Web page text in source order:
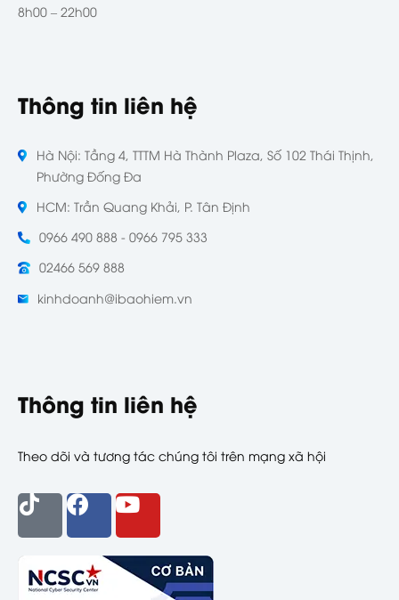
8h00 – 22h00
Thông tin liên hệ
Hà Nội: Tầng 4, TTTM Hà Thành Plaza, Số 102 Thái Thịnh,
Phường Đống Đa
HCM: Trần Quang Khải, P. Tân Định
0966 490 888 - 0966 795 333
02466 569 888
kinhdoanh@ibaohiem.vn
Thông tin liên hệ
Theo dõi và tương tác chúng tôi trên mạng xã hội